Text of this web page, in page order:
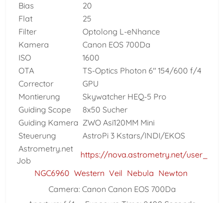
Bias
20
Flat
25
Filter
Optolong L-eNhance
Kamera
Canon EOS 700Da
ISO
1600
OTA
TS-Optics Photon 6" 154/600 f/4
Corrector
GPU
Montierung
Skywatcher HEQ-5 Pro
Guiding Scope
8x50 Sucher
Guiding Kamera ZWO Asi120MM Mini
Steuerung
AstroPi 3 Kstars/INDI/EKOS
Astrometry.net
Job
https://nova.astrometry.net/
NGC6960 Western Veil Nebula Newton
Camera: Canon Canon EOS 700Da